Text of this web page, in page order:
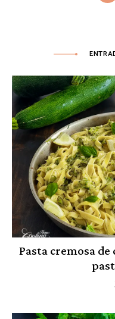
Pasta cremosa de